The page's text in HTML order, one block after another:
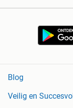
Blog
Veilig en Succesvol